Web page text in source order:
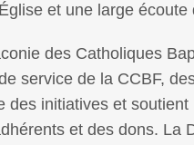
et une large
des Catholiques
service de la CCBF,
initiatives et
et des dons. La